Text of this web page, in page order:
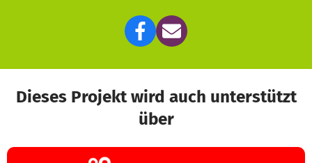
Dieses Projekt wird auch unterstützt
über